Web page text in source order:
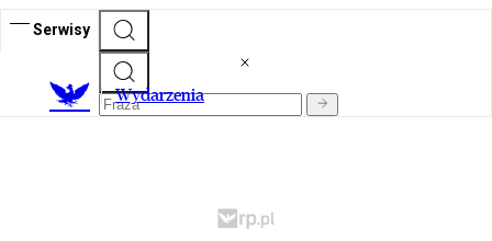
Serwisy
Wydarzenia